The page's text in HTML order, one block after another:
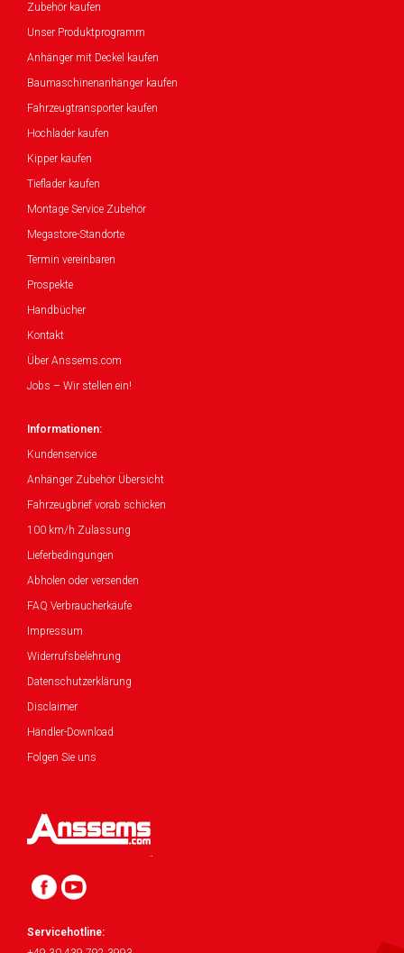
Zubehör kaufen
Unser Produktprogramm
Anhänger mit Deckel kaufen
Baumaschinenanhänger kaufen
Fahrzeugtransporter kaufen
Hochlader kaufen
Kipper kaufen
Tieflader kaufen
Montage Service Zubehör
Megastore-Standorte
Termin vereinbaren
Prospekte
Handbücher
Kontakt
Über Anssems.com
Jobs – Wir stellen ein!
Informationen:
Kundenservice
Anhänger Zubehör Übersicht
Fahrzeugbrief vorab schicken
100 km/h Zulassung
Lieferbedingungen
Abholen oder versenden
FAQ Verbraucherkäufe
Impressum
Widerrufsbelehrung
Datenschutzerklärung
Disclaimer
Händler-Download
Folgen Sie uns
Servicehotline: